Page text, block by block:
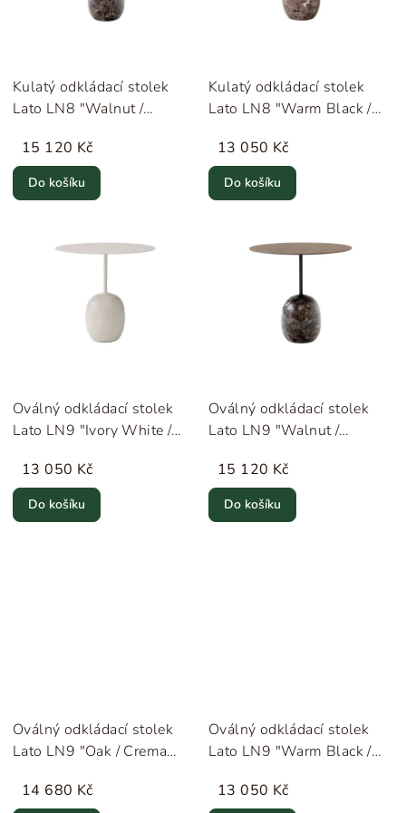
Kulatý odkládací stolek
Lato LN8 "Walnut /
&Tradition
15 120 Kč
Do košíku
Kulatý odkládací stolek
Lato LN8 "Warm Black /
&Tradition
13 050 Kč
Do košíku
Oválný odkládací stolek
Lato LN9 "Ivory White /
&Tradition
13 050 Kč
Do košíku
Oválný odkládací stolek
Lato LN9 "Walnut /
&Tradition
15 120 Kč
Do košíku
Oválný odkládací stolek
Lato LN9 "Oak / Crema
14 680 Kč
Oválný odkládací stolek
Lato LN9 "Warm Black /
&Tradition
13 050 Kč